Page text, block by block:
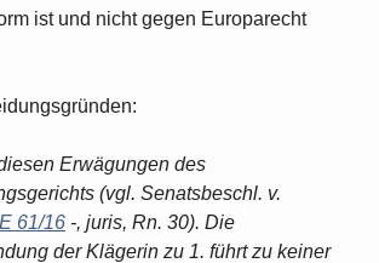
ist und nicht gegen Europarecht
Erwägungen des
(vgl. Senatsbeschl. v.
61/16 -, juris, Rn. 30). Die
der Klägerin zu 1. führt zu keiner